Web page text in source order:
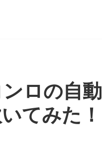
ロの自
てみた